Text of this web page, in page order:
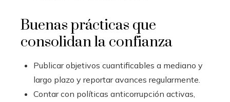
Buenas prácticas que
consolidan la confianza
Publicar objetivos cuantificables a mediano y
largo plazo y reportar avances regularmente.
Contar con políticas anticorrupción activas,